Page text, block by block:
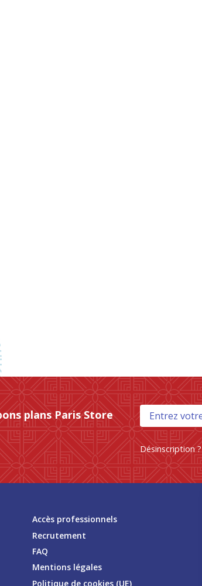
plans Paris Store
Désinscription ?
Accès professionnels
Recrutement
FAQ
Mentions légales
Politique de cookies (UE)